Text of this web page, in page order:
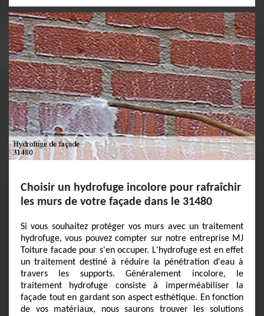
Choisir un hydrofuge incolore pour rafraîchir
les murs de votre façade dans le 31480
Si vous souhaitez protéger vos murs avec un traitement
hydrofuge, vous pouvez compter sur notre entreprise MJ
Toiture facade pour s'en occuper. L'hydrofuge est en effet
un traitement destiné à réduire la pénétration d'eau à
travers les supports. Généralement incolore, le
traitement hydrofuge consiste à imperméabiliser la
façade tout en gardant son aspect esthétique. En fonction
de vos matériaux, nous saurons trouver les solutions